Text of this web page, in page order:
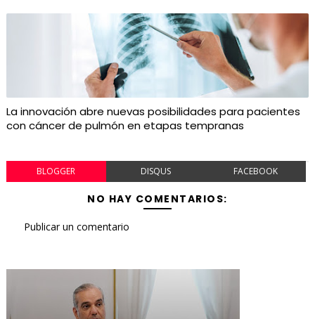
La innovación abre nuevas posibilidades para pacientes
con cáncer de pulmón en etapas tempranas
BLOGGER DISQUS FACEBOOK
NO HAY COMENTARIOS:
Publicar un comentario